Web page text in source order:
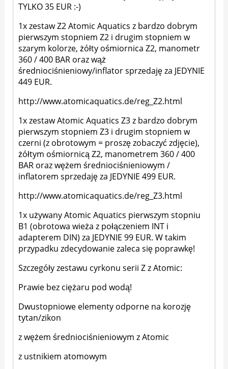
TYLKO 35 EUR :-)
1x zestaw Z2 Atomic Aquatics z bardzo dobrym
pierwszym stopniem Z2 i drugim stopniem w
szarym kolorze, żółty ośmiornica Z2, manometr
360 / 400 BAR oraz wąż
średniociśnieniowy/inflator sprzedaję za JEDYNIE
449 EUR.
http://www.atomicaquatics.de/reg_Z2.html
1x zestaw Atomic Aquatics Z3 z bardzo dobrym
pierwszym stopniem Z3 i drugim stopniem w
czerni (z obrotowym = proszę zobaczyć zdjęcie),
żółtym ośmiornicą Z2, manometrem 360 / 400
BAR oraz wężem średniociśnieniowym /
inflatorem sprzedaję za JEDYNIE 499 EUR.
http://www.atomicaquatics.de/reg_Z3.html
1x używany Atomic Aquatics pierwszym stopniu
B1 (obrotowa wieża z połączeniem INT i
adapterem DIN) za JEDYNIE 99 EUR. W takim
przypadku zdecydowanie zaleca się poprawkę!
Szczegóły zestawu cyrkonu serii Z z Atomic:
Prawie bez ciężaru pod wodą!
Dwustopniowe elementy odporne na korozję
tytan/zikon
z wężem średniociśnieniowym z Atomic
z ustnikiem atomowym